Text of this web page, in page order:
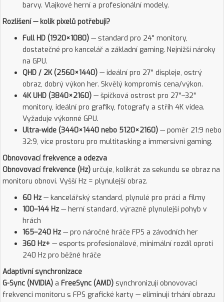
barvy. Vlajkové herní a profesionální modely.
Rozlišení — kolik pixelů potřebuji?
Full HD (1920×1080) — standard pro 24" monitory,
dostatečné pro kancelář a základní gaming. Nejnižší nároky
na GPU.
QHD / 2K (2560×1440) — ideální pro 27" displeje, ostrý
obraz, dobrý výkon her. Skvělý kompromis cena/výkon.
4K UHD (3840×2160) — špičková ostrost pro 27"–32"
monitory, ideální pro grafiky, fotografy a střih 4K videa.
Vyžaduje výkonné GPU.
Ultra-wide (3440×1440 nebo 5120×2160) — poměr 21:9 nebo
32:9, více prostoru pro multitasking a immersivní gaming.
Obnovovací frekvence a odezva
Obnovovací frekvence (Hz) určuje, kolikrát za sekundu se obraz na
monitoru obnoví. Vyšší Hz = plynulejší obraz.
60 Hz — kancelářský standard, plynulé pro práci a filmy
100–144 Hz — herní standard, výrazně plynulejší pohyb v
hrách
165–240 Hz — pro náročné hráče FPS a závodních her
360 Hz+ — esports profesionálové, minimální rozdíl oproti
240 Hz pro běžné hráče
Adaptivní synchronizace
G-Sync (NVIDIA) a FreeSync (AMD) synchronizují obnovovací
frekvenci monitoru s FPS grafické karty — eliminují trhání obrazu